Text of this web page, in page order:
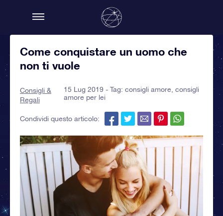
Come conquistare un uomo che
non ti vuole
Consigli &
Regali
15 Lug 2019 - Tag:consigli amore ,consigli
amore per lei
Condividi questo articolo: